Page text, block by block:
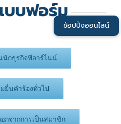
บบฟอร์ม
นักธุรกิจพีอาร์ไนน์
ยื่นคำร้องทั่วไป
กจากการเป็นสมาชิก